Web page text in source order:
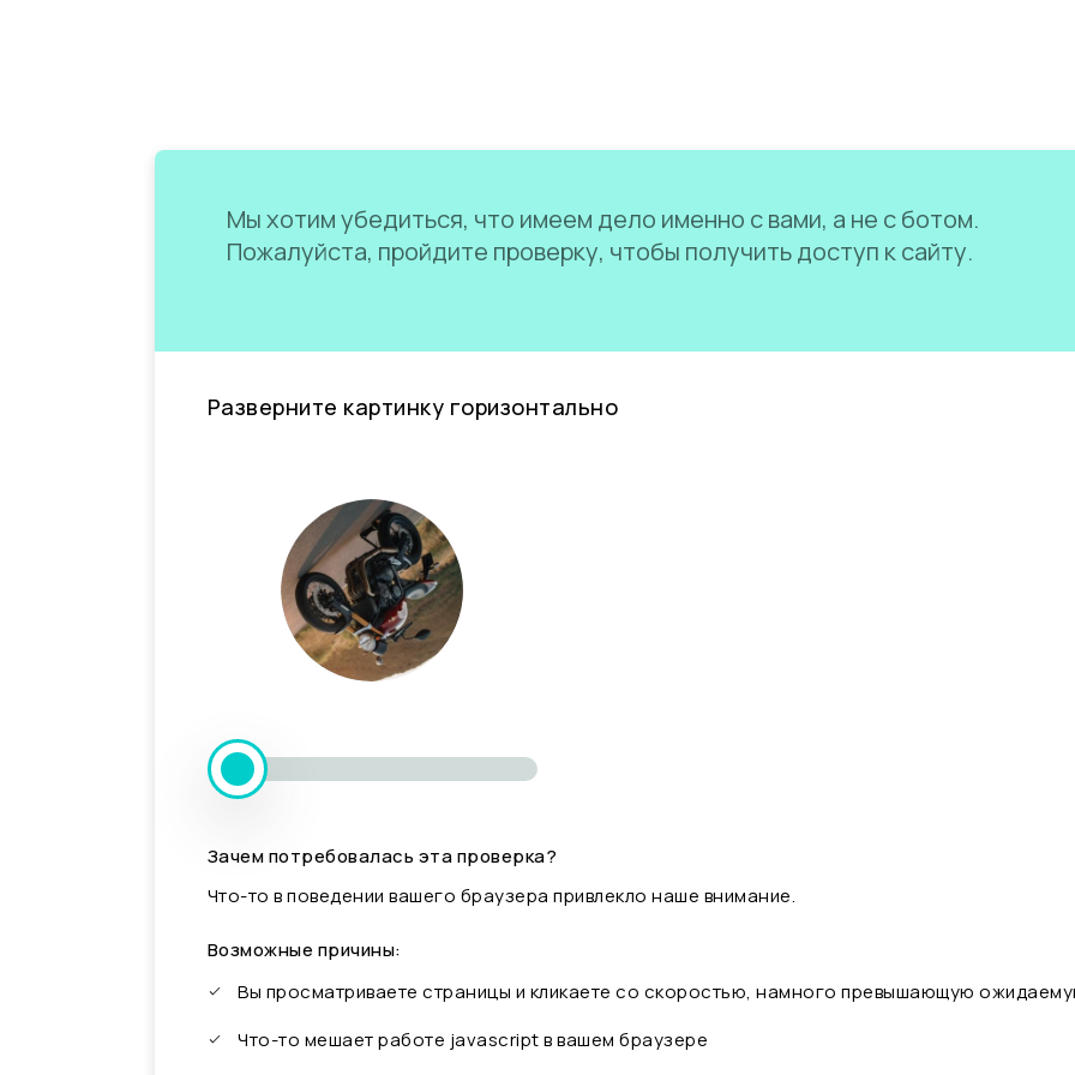
Мы хотим убедиться, что имеем дело именно с вами, а не с ботом.
Пожалуйста, пройдите проверку, чтобы получить доступ к сайту.
Разверните картинку горизонтально
Зачем потребовалась эта проверка?
Что-то в поведении вашего браузера привлекло наше внимание.
Возможные причины:
Вы просматриваете страницы и кликаете со скоростью, намного превышающую
Что-то мешает работе javascript в вашем браузере